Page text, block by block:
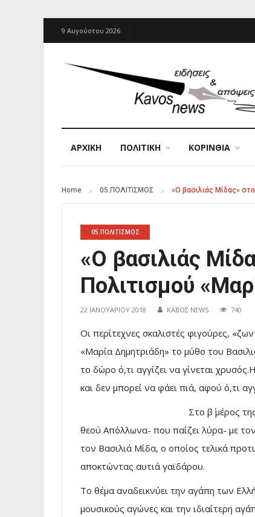
9 Αυγούστου 2026
ΑΡΧΙΚΉ ΠΟΛΙΤΙΚΗ ΚΟΡΙΝΘΙΑ
Home 05.ΠΟΛΙΤΙΣΜΟΣ «Ο βασιλιάς Μίδας»
05.ΠΟΛΙΤΙΣΜΟΣ
«Ο βασιλιάς
Πολιτισμού
22 ΙΑΝΟΥΑΡΊΟΥ 2018 ΚΑΒΟΣ NEWS 740
Οι περίτεχνες σκαλιστές φιγούρες,
«Μαρία Δημητριάδη» το μύθο του
το δώρο ό,τι αγγίζει να γίνεται
και δεν μπορεί να φάει πιά, αφού ό,τι
Στο β΄ μέρος
θεού Απόλλωνα- που παίζει λύρα- με
τον Βασιλιά Μίδα, ο οποίος τελικά
αποκτώντας αυτιά γαϊδάρου.
Το θέμα αναδεικνύει την αγάπη των
μουσικούς αγώνες και την ιδιαίτερη